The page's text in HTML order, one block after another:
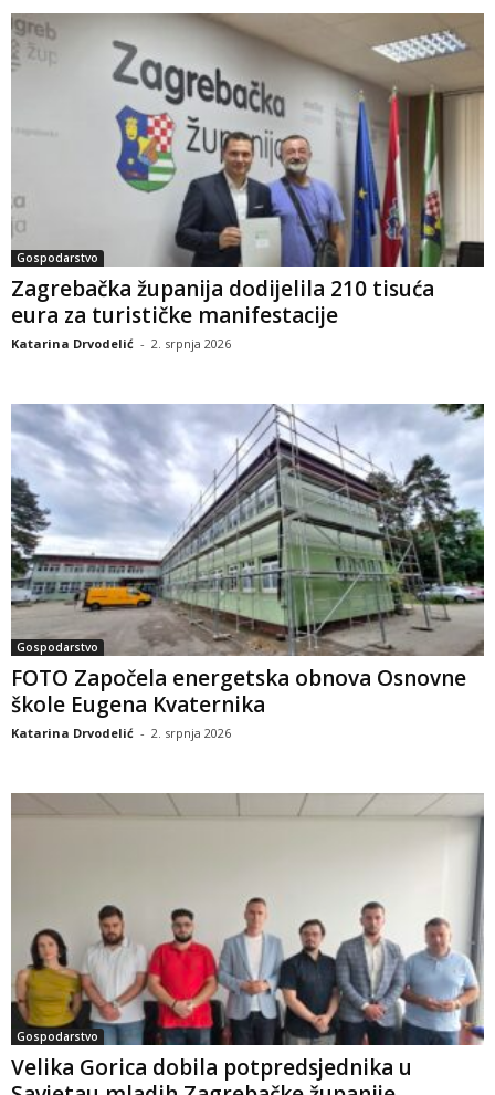
Gospodarstvo
Zagrebačka županija dodijelila 210 tisuća
eura za turističke manifestacije
Katarina Drvodelić - 2. srpnja 2026
Gospodarstvo
FOTO Započela energetska obnova Osnovne
škole Eugena Kvaternika
Katarina Drvodelić - 2. srpnja 2026
Gospodarstvo
Velika Gorica dobila potpredsjednika u